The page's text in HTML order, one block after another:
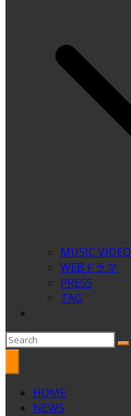
MUSIC VIDEO
WEBドラマ
PRESS
TAG
HOME
NEWS